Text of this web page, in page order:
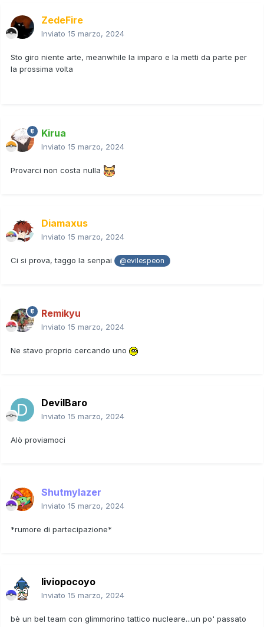
ZedeFire
Inviato 15 marzo, 2024
Sto giro niente arte, meanwhile la imparo e la metti da parte per
la prossima volta
Kirua
Inviato 15 marzo, 2024
Provarci non costa nulla
Diamaxus
Inviato 15 marzo, 2024
Ci si prova, taggo la senpai @evilespeon
Remikyu
Inviato 15 marzo, 2024
Ne stavo proprio cercando uno
DevilBaro
Inviato 15 marzo, 2024
Alò proviamoci
Shutmylazer
Inviato 15 marzo, 2024
*rumore di partecipazione*
liviopocoyo
Inviato 15 marzo, 2024
bè un bel team con glimmorino tattico nucleare...un po' passato